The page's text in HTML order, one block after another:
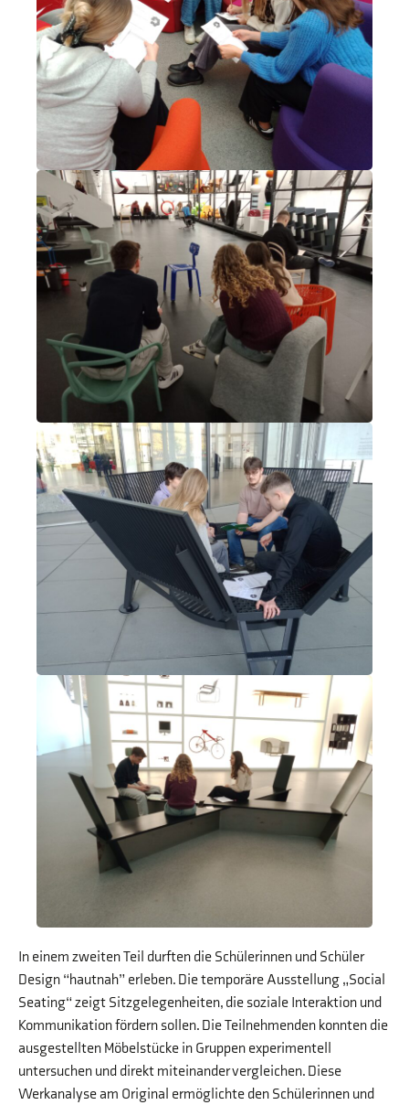
In einem zweiten Teil durften die Schülerinnen und Schüler
Design “hautnah” erleben. Die temporäre Ausstellung „Social
Seating“ zeigt Sitzgelegenheiten, die soziale Interaktion und
Kommunikation fördern sollen. Die Teilnehmenden konnten die
ausgestellten Möbelstücke in Gruppen experimentell
untersuchen und direkt miteinander vergleichen. Diese
Werkanalyse am Original ermöglichte den Schülerinnen und